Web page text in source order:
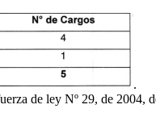
.
de ley Nº 29, de